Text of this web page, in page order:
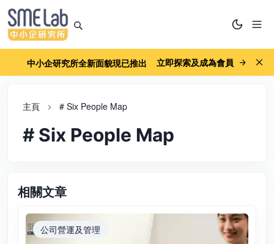
中小企研究所全新面貌現已推出 立即探索及成為會員
主頁 # Six People Map
# Six People Map
相關文章
公司營運及管理